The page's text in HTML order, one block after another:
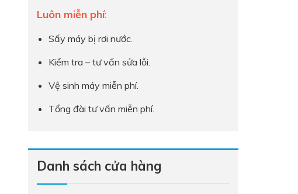
Luôn miễn phí:
Sấy máy bị rơi nước.
Kiểm tra – tư vấn sửa lỗi.
Vệ sinh máy miễn phí.
Tổng đài tư vấn miễn phí.
Danh sách cửa hàng